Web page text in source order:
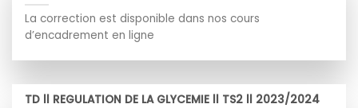
La correction est disponible dans nos cours
d’encadrement en ligne
TD ll REGULATION DE LA GLYCEMIE ll TS2 ll 2023/2024